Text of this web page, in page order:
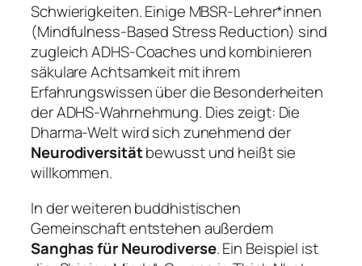
Schwierigkeiten. Einige MBSR-Lehrer*innen
(Mindfulness-Based Stress Reduction) sind
zugleich ADHS-Coaches und kombinieren
säkulare Achtsamkeit mit ihrem
Erfahrungswissen über die Besonderheiten
der ADHS-Wahrnehmung. Dies zeigt: Die
Dharma-Welt wird sich zunehmend der
Neurodiversitätbewusst und heißt sie
willkommen.
In der weiteren buddhistischen
Gemeinschaft entstehen außerdem
Sanghas für Neurodiverse. Ein Beispiel ist